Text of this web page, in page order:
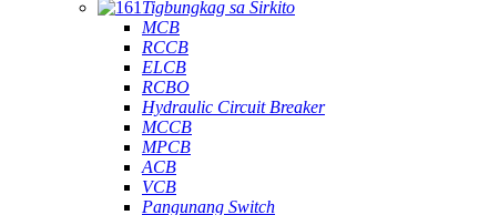
Tigbungkag sa Sirkito
MCB
RCCB
ELCB
RCBO
Hydraulic Circuit Breaker
MCCB
MPCB
ACB
VCB
Pangunang Switch